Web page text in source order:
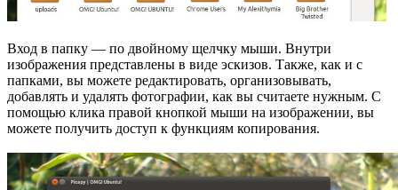
Вход в папку — по двойному щелчку мыши. Внутри
изображения представлены в виде эскизов. Также, как и с
папками, вы можете редактировать, организовывать,
добавлять и удалять фотографии, как вы считаете нужным. С
помощью клика правой кнопкой мыши на изображении, вы
можете получить доступ к функциям копирования.